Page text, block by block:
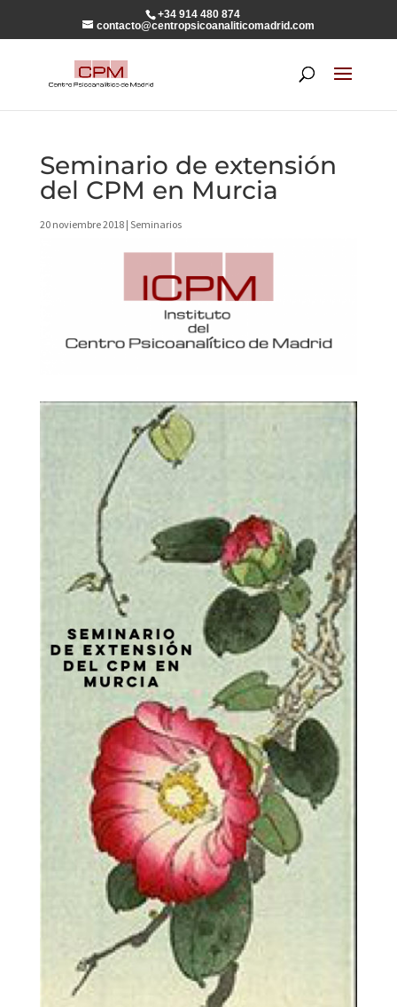
+34 914 480 874
contacto@centropsicoanaliticomadrid.com
Seminario de extensión
del CPM en Murcia
20 noviembre 2018| Seminarios